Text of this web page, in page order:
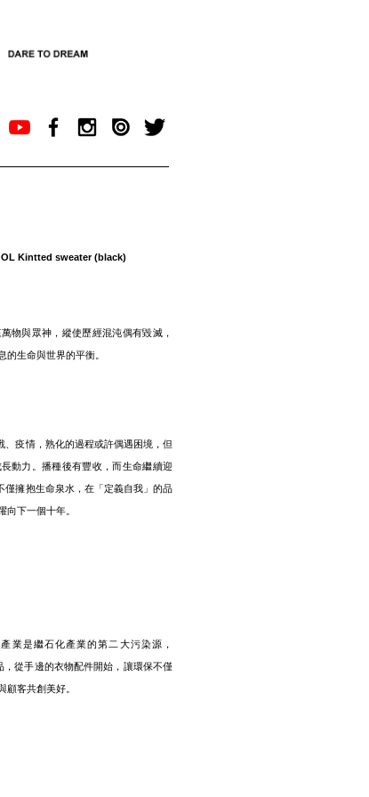
Kintted sweater (black)
物與眾神，縱使歷經混沌偶有毀滅，
的生命與世界的平衡。
、疫情，熟化的過程或許偶遇困境，但
動力。播種後有豐收，而生命繼續迎
僅擁抱生命泉水，在「定義自我」的品
向下一個十年。
業是繼石化產業的第二大污染源，
，從手邊的衣物配件開始，讓環保不僅
顧客共創美好。